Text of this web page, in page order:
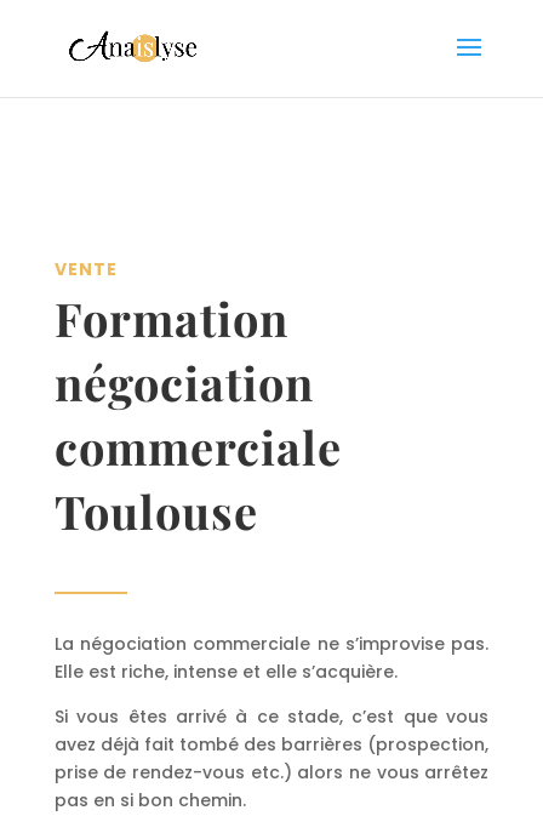
VENTE
Formation
négociation
commerciale
Toulouse
La négociation commerciale ne s’improvise pas.
Elle est riche, intense et elle s’acquière.
Si vous êtes arrivé à ce stade, c’est que vous
avez déjà fait tombé des barrières (prospection,
prise de rendez-vous etc.) alors ne vous arrêtez
pas en si bon chemin.